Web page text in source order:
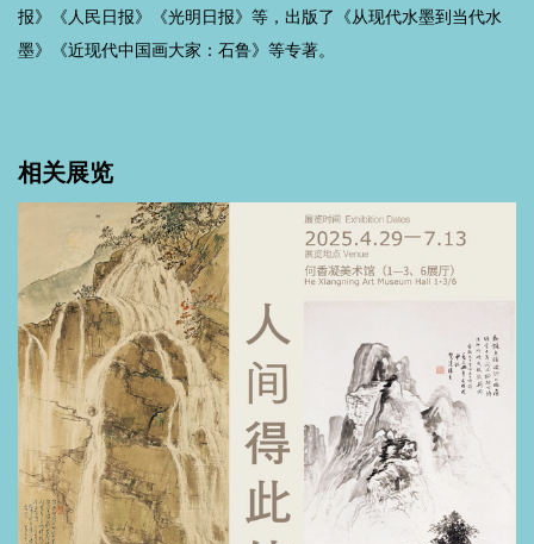
报》《人民日报》《光明日报》等，出版了《从现代水墨到当代水
墨》《近现代中国画大家：石鲁》等专著。
相关展览